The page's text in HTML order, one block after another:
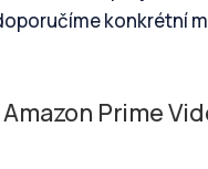
konkrétní
Prime